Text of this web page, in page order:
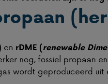
en rDME (renewable
nog, fossiel propaan
wordt geproduceerd